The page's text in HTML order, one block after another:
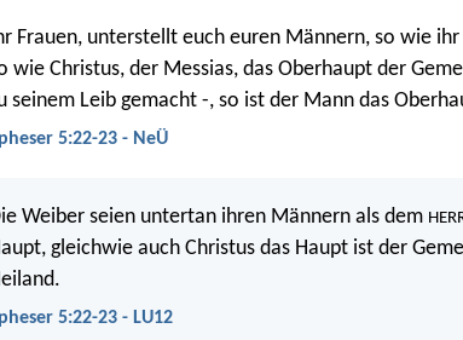
Frauen, unterstellt euch euren Männern, so wie
wie Christus, der Messias, das Oberhaupt der
seinem Leib gemacht -, so ist der Mann das
5:22-23 - NeÜ
Weiber seien untertan ihren Männern als dem
gleichwie auch Christus das Haupt ist der
5:22-23 - LU12